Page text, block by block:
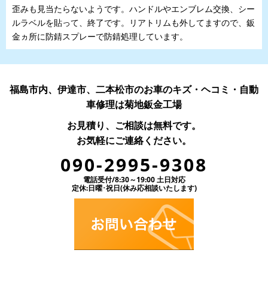
歪みも見当たらないようです。ハンドルやエンブレム交換、シー
ルラベルを貼って、終了です。リアトリムも外してますので、鈑
金ヵ所に防錆スプレーで防錆処理しています。
福島市内、伊達市、二本松市のお車のキズ・ヘコミ・自動
車修理は菊地鈑金工場
お見積り、ご相談は無料です。
お気軽にご連絡ください。
090-2995-9308
電話受付/8:30～19:00 土日対応
定休:日曜･祝日(休み応相談いたします)